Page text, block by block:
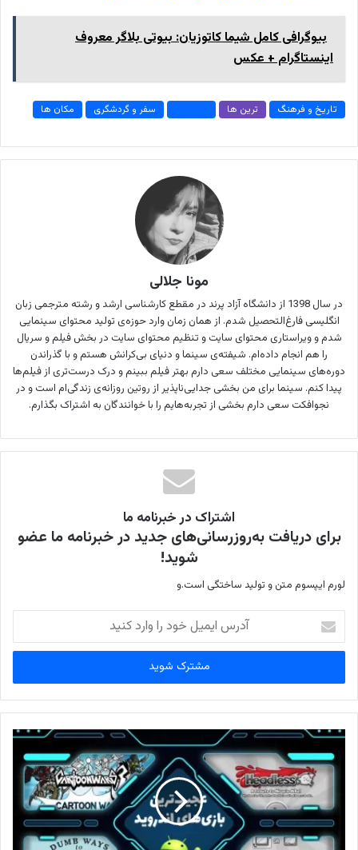
بیوگرافی کامل شیما کاتوزیان: بیوتی بلاگر معروف
اینستاگرام + عکس
تاریخ و فرهنگ ترین ها سفر و گردشگری مکان ها
مونا جلالی
در سال 1398 از دانشگاه آزاد پرند در مقطع کارشناسی ارشد و رشته مترجمی زبان
انگلیسی فارغ‌التحصیل شدم. از همان زمان وارد حوزه‌ی تولید محتوای سینمایی
شدم و ویراستاری محتوای سایت و تنظیم محتوای سایت در بخش فیلم و سریال
را هم انجام داده‌ام. شیفته‌ی سینما و دنیای بی‌کرانش هستم و با گذراندن
دوره‌های سینمایی مختلف سعی دارم بهتر فیلم ببینم و درک درست‌تری از فیلم‌ها
پیدا کنم. سینما برای من بخشی جدایی‌ناپذیر از روتین روزانه‌ی زندگی‌ام است و در
نجوافکت سعی دارم بخشی از تجربه‌هایم را با خوانندگان به اشتراک بگذارم.
اشتراک در خبرنامه ما
برای دریافت به‌روزرسانی‌های جدید در خبرنامه ما عضو
شوید!
لورم ایپسوم متن و تولید ساختگی است.و
ر
ا
ی
م
ی
خ